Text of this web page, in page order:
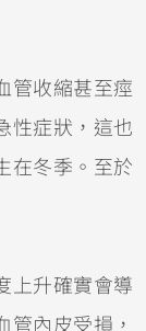
管收縮甚至痙
性症狀，這也
在冬季。至於
上升確實會導
管內皮受損，